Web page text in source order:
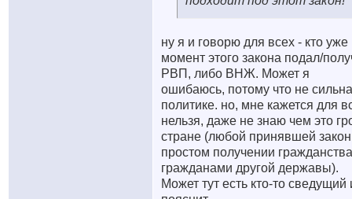
ну я и говорю для всех - кто уже
момент этого закона подал/
РВП, либо ВНЖ. Может я
ошибаюсь, потому что не
политике. но, мне кажется для
нельзя, даже не знаю чем это
стране (любой принявшей
простом получении гражданства
гражданами другой державы).
Может тут есть кто-то сведущий